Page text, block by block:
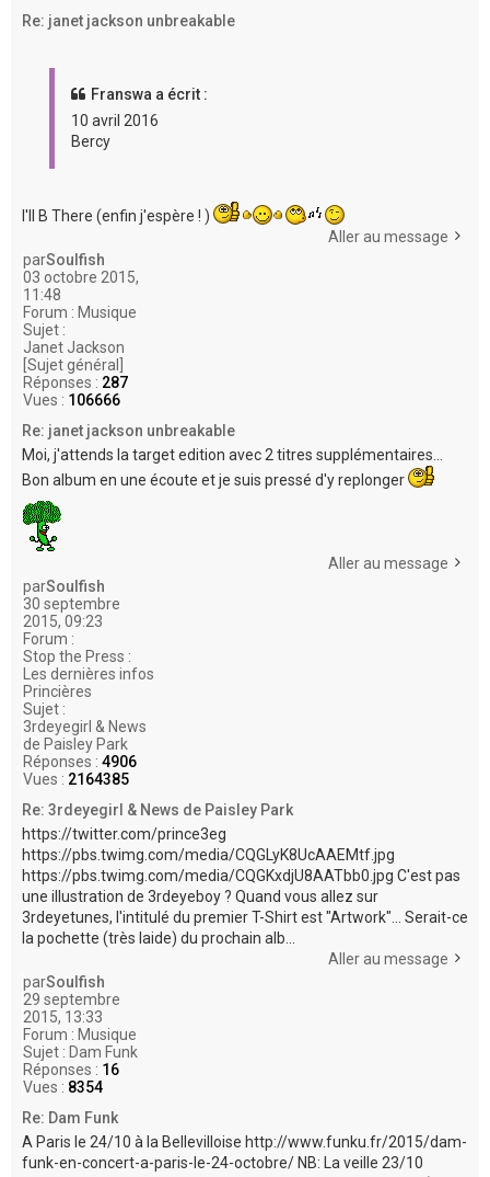
Re: janet jackson unbreakable
Franswa a écrit :
10 avril 2016
Bercy
I'll B There (enfin j'espère ! )
Aller au message
parSoulfish
03 octobre 2015,
11:48
Forum : Musique
Sujet :
Janet Jackson
[Sujet général]
Réponses : 287
Vues : 106666
Re: janet jackson unbreakable
Moi, j'attends la target edition avec 2 titres supplémentaires...
Bon album en une écoute et je suis pressé d'y replonger
Aller au message
parSoulfish
30 septembre
2015, 09:23
Forum :
Stop the Press :
Les dernières infos
Princières
Sujet :
3rdeyegirl & News
de Paisley Park
Réponses : 4906
Vues : 2164385
Re: 3rdeyegirl & News de Paisley Park
https://twitter.com/prince3eg
https://pbs.twimg.com/media/CQGLyK8UcAAEMtf.jpg
https://pbs.twimg.com/media/CQGKxdjU8AATbb0.jpg C'est pas
une illustration de 3rdeyeboy ? Quand vous allez sur
3rdeyetunes, l'intitulé du premier T-Shirt est "Artwork"... Serait-ce
la pochette (très laide) du prochain alb...
Aller au message
parSoulfish
29 septembre
2015, 13:33
Forum : Musique
Sujet : Dam Funk
Réponses : 16
Vues : 8354
Re: Dam Funk
A Paris le 24/10 à la Bellevilloise http://www.funku.fr/2015/dam-
funk-en-concert-a-paris-le-24-octobre/ NB: La veille 23/10